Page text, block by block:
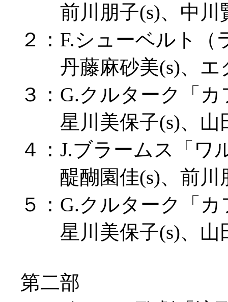
前川朋子(s)、中川
２：F.シューベルト
丹藤麻砂美(s)、エ
３：G.クルターク「
星川美保子(s)、山
４：J.ブラームス「ワ
醍醐園佳(s)、前川
５：G.クルターク「
星川美保子(s)、山
第二部